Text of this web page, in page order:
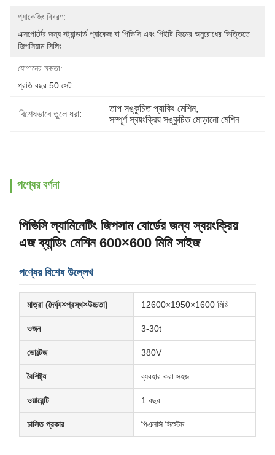
প্যাকেজিং বিবরণ:
এক্সপোর্টের জন্য স্ট্যান্ডার্ড প্যাকেজ বা পিভিসি এবং পিইটি ফিল্মের অনুরোধের ভিত্তিতে
জিপসিয়াম সিলিং
যোগানের ক্ষমতা:
প্রতি বছর 50 সেট
বিশেষভাবে তুলে ধরা:
তাপ সঙ্কুচিত প্যাকিং মেশিন,
সম্পূর্ণ স্বয়ংক্রিয় সঙ্কুচিত মোড়ানো মেশিন
পণ্যের বর্ণনা
পিভিসি ল্যামিনেটিং জিপসাম বোর্ডের জন্য স্বয়ংক্রিয়
এজ ব্যান্ডিং মেশিন 600×600 মিমি সাইজ
পণ্যের বিশেষ উল্লেখ
মাত্রা (দৈর্ঘ্য×প্রস্থ×উচ্চতা) 12600×1950×1600 মিমি
ওজন 3-30t
ভোল্টেজ 380V
বৈশিষ্ট্য ব্যবহার করা সহজ
ওয়ারেন্টি 1 বছর
চালিত প্রকার পিএলসি সিস্টেম